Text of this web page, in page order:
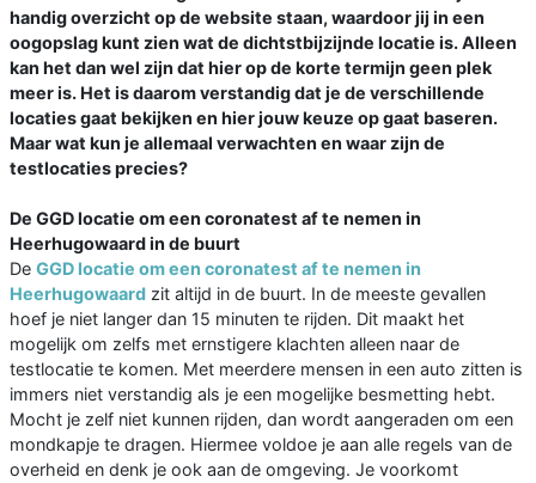
handig overzicht op de website staan, waardoor jij in een
oogopslag kunt zien wat de dichtstbijzijnde locatie is. Alleen
kan het dan wel zijn dat hier op de korte termijn geen plek
meer is. Het is daarom verstandig dat je de verschillende
locaties gaat bekijken en hier jouw keuze op gaat baseren.
Maar wat kun je allemaal verwachten en waar zijn de
testlocaties precies?
De GGD locatie om een coronatest af te nemen in
Heerhugowaard in de buurt
De GGD locatie om een coronatest af te nemen in
Heerhugowaard zit altijd in de buurt. In de meeste gevallen
hoef je niet langer dan 15 minuten te rijden. Dit maakt het
mogelijk om zelfs met ernstigere klachten alleen naar de
testlocatie te komen. Met meerdere mensen in een auto zitten is
immers niet verstandig als je een mogelijke besmetting hebt.
Mocht je zelf niet kunnen rijden, dan wordt aangeraden om een
mondkapje te dragen. Hiermee voldoe je aan alle regels van de
overheid en denk je ook aan de omgeving. Je voorkomt